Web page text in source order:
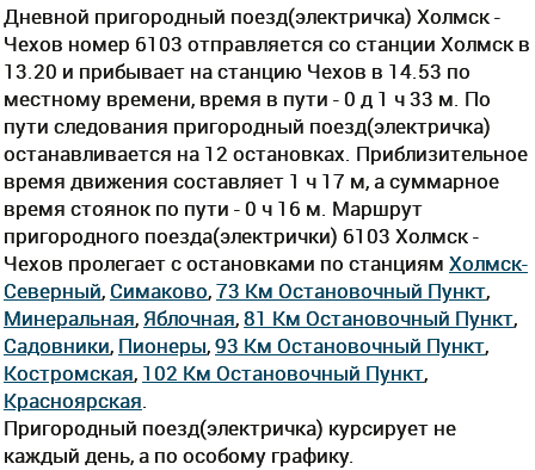
Дневной пригородный поезд(электричка) Холмск -
Чехов номер 6103 отправляется со станции Холмск в
13.20 и прибывает на станцию Чехов в 14.53 по
местному времени, время в пути - 0 д 1 ч 33 м. По
пути следования пригородный поезд(электричка)
останавливается на 12 остановках. Приблизительное
время движения составляет 1 ч 17 м, а суммарное
время стоянок по пути - 0 ч 16 м. Маршрут
пригородного поезда(электрички) 6103 Холмск -
Чехов пролегает c остановками по станциям Холмск-
Северный, Симаково,73 Км Остановочный Пункт,
Минеральная, Яблочная,81 Км Остановочный Пункт,
Садовники, Пионеры,93 Км Остановочный Пункт,
Костромская, 102 Км Остановочный Пункт,
Красноярская
Пригородный поезд(электричка) курсирует не
каждый день, а по особому графику.